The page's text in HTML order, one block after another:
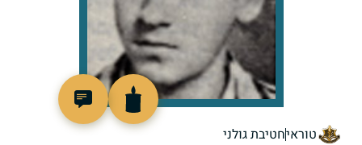
טוראיחטיבת גולני